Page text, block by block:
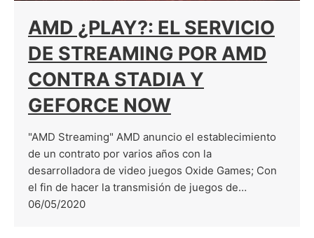
AMD ¿PLAY?: EL SERVICIO
DE STREAMING POR AMD
CONTRA STADIA Y
GEFORCE NOW
"AMD Streaming" AMD anuncio el establecimiento
de un contrato por varios años con la
desarrolladora de video juegos Oxide Games; Con
el fin de hacer la transmisión de juegos de…
06/05/2020